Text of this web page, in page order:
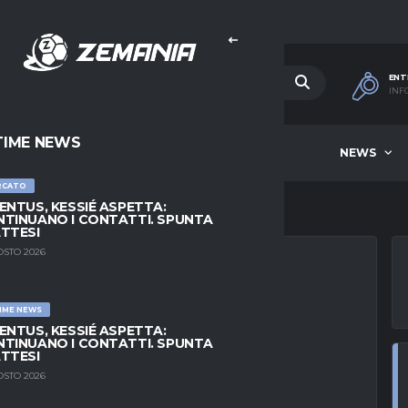
NEWS
NEWS
KESSIÉ ASPETTA:
I CONTATTI. SPUNTA
2026
NEWS
KESSIÉ ASPETTA:
I CONTATTI. SPUNTA
2026
DECISIVO PER
TUTTO